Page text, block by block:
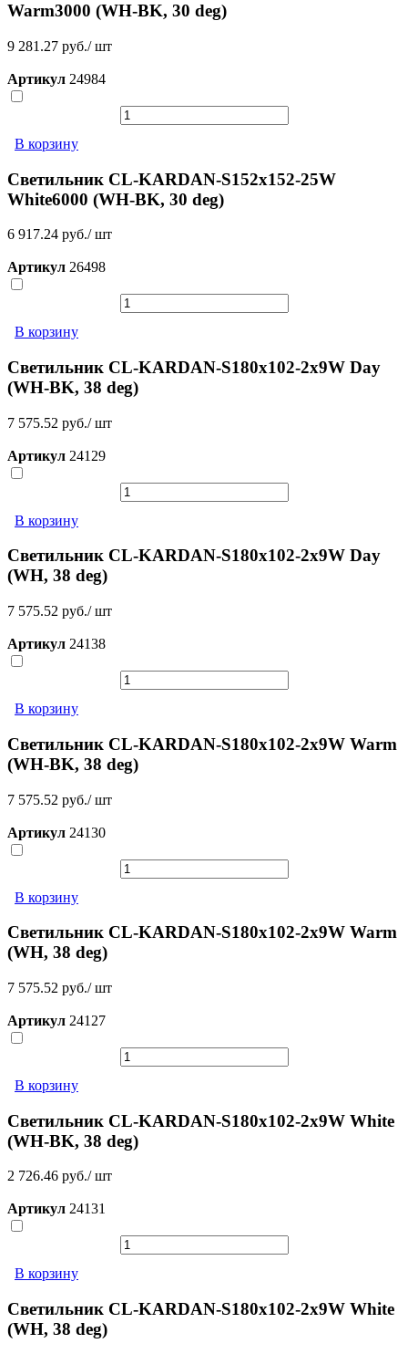
Warm3000 (WH-BK, 30 deg)
9 281.27 руб./ шт
Артикул 24984
В корзину
Светильник CL-KARDAN-S152x152-25W
White6000 (WH-BK, 30 deg)
6 917.24 руб./ шт
Артикул 26498
В корзину
Светильник CL-KARDAN-S180x102-2x9W Day
(WH-BK, 38 deg)
7 575.52 руб./ шт
Артикул 24129
В корзину
Светильник CL-KARDAN-S180x102-2x9W Day
(WH, 38 deg)
7 575.52 руб./ шт
Артикул 24138
В корзину
Светильник CL-KARDAN-S180x102-2x9W Warm
(WH-BK, 38 deg)
7 575.52 руб./ шт
Артикул 24130
В корзину
Светильник CL-KARDAN-S180x102-2x9W Warm
(WH, 38 deg)
7 575.52 руб./ шт
Артикул 24127
В корзину
Светильник CL-KARDAN-S180x102-2x9W White
(WH-BK, 38 deg)
2 726.46 руб./ шт
Артикул 24131
В корзину
Светильник CL-KARDAN-S180x102-2x9W White
(WH, 38 deg)